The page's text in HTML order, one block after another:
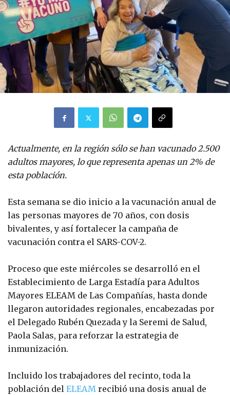
Actualmente, en la región sólo se han vacunado 2.500
adultos mayores, lo que representa apenas un 2% de
esta población.
Esta semana se dio inicio a la vacunación anual de
las personas mayores de 70 años, con dosis
bivalentes, y así fortalecer la campaña de
vacunación contra el SARS-COV-2.
Proceso que este miércoles se desarrolló en el
Establecimiento de Larga Estadía para Adultos
Mayores ELEAM de Las Compañías, hasta donde
llegaron autoridades regionales, encabezadas por
el Delegado Rubén Quezada y la Seremi de Salud,
Paola Salas, para reforzar la estrategia de
inmunización.
Incluido los trabajadores del recinto, toda la
población del ELEAM recibió una dosis anual de